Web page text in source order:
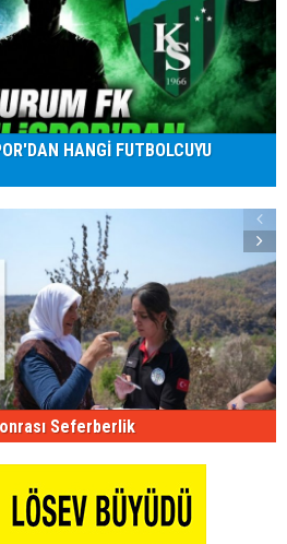
HANGİ FUTBOLCUYU
Seferberlik